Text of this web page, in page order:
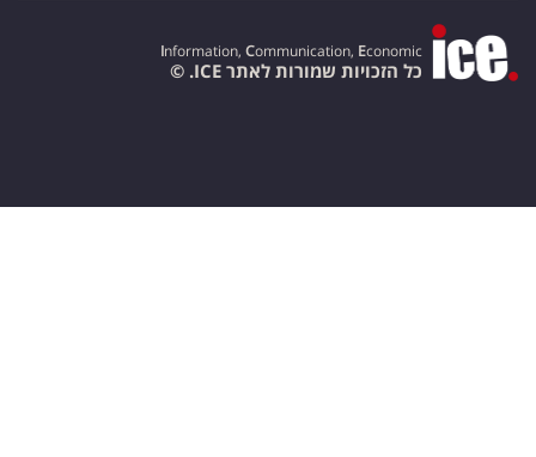
Information, Communication, Economic
כל הזכויות שמורות לאתר ICE. ©